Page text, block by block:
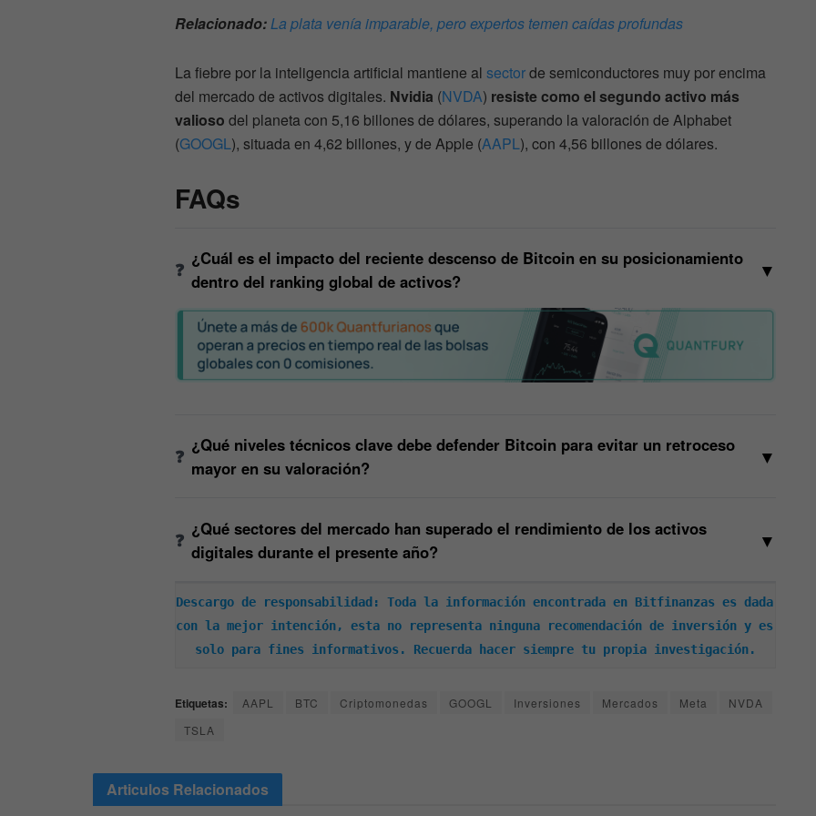
Relacionado:La plata venía imparable, pero expertos temen caídas profundas
La fiebre por la inteligencia artificial mantiene al sectorde semiconductores muy por encima
del mercado de activos digitales. Nvidia (NVDA) resiste como el segundo activo más
valioso del planeta con 5,16 billones de dólares, superando la valoración de Alphabet
(GOOGL), situada en 4,62 billones, y de Apple (AAPL), con 4,56 billones de dólares.
FAQs
¿Cuál es el impacto del reciente descenso de Bitcoin en su posicionamiento
dentro del ranking global de activos?
▼
¿Qué niveles técnicos clave debe defender Bitcoin para evitar un retroceso
mayor en su valoración?
▼
¿Qué sectores del mercado han superado el rendimiento de los activos
digitales durante el presente año?
▼
Descargo de responsabilidad: Toda la información encontrada en Bitfinanzas es dada
con la mejor intención, esta no representa ninguna recomendación de inversión y es
solo para fines informativos. Recuerda hacer siempre tu propia investigación.
Etiquetas: AAPL BTC Criptomonedas GOOGL Inversiones Mercados Meta
NVDA
TSLA
Articulos Relacionados